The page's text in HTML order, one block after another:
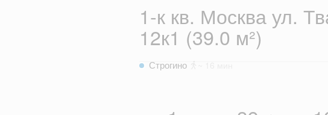
1-к кв. Москва ул.
12к1 (39.0 м²)
Строгино